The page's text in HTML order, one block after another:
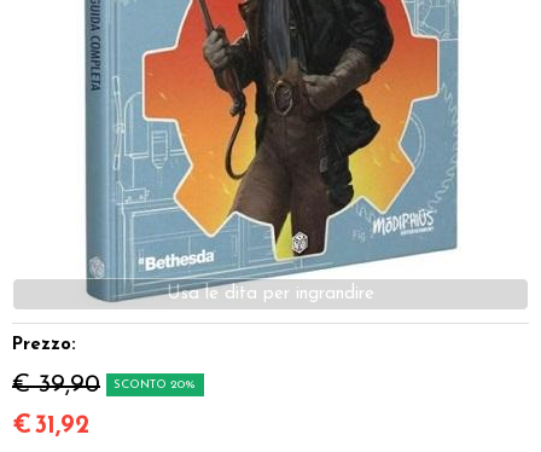
Accessori
Giocattoli e Gadget
Offerte del Dragone
Prezzo:
€ 39,90 SCONTO 20%
€31,92